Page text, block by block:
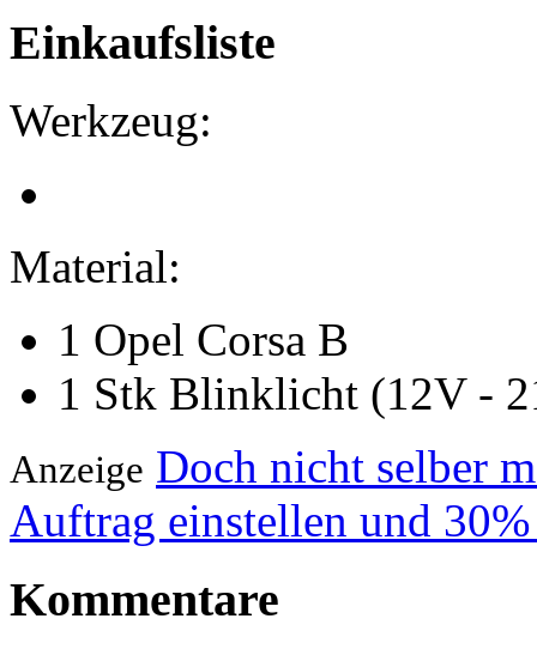
Einkaufsliste
Werkzeug:
Material:
1 Opel Corsa B
1 Stk Blinklicht (12V -
Anzeige Doch nicht selber
Auftrag einstellen und
Kommentare